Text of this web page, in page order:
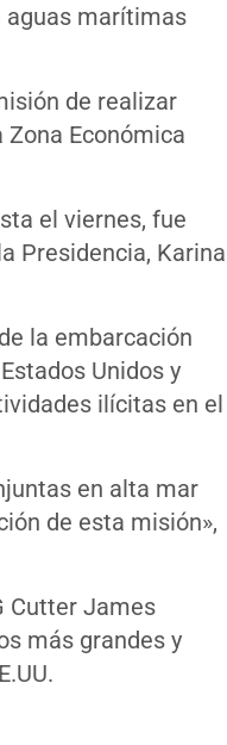
aguas marítimas
de realizar
Económica
el viernes, fue
Presidencia, Karina
la embarcación
Unidos y
ilícitas en el
en alta mar
de esta misión»,
Cutter James
más grandes y